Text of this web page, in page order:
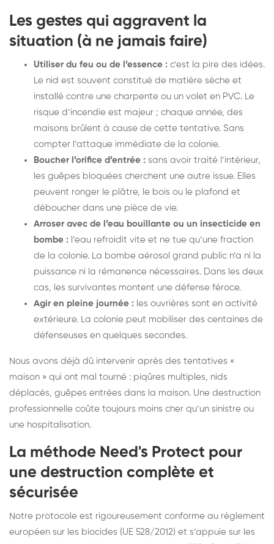
Les gestes qui aggravent la
situation (à ne jamais faire)
Utiliser du feu ou de l’essence : c’est la pire des idées.
Le nid est souvent constitué de matière sèche et
installé contre une charpente ou un volet en PVC. Le
risque d’incendie est majeur ; chaque année, des
maisons brûlent à cause de cette tentative. Sans
compter l’attaque immédiate de la colonie.
Boucher l’orifice d’entrée : sans avoir traité l’intérieur,
les guêpes bloquées cherchent une autre issue. Elles
peuvent ronger le plâtre, le bois ou le plafond et
déboucher dans une pièce de vie.
Arroser avec de l’eau bouillante ou un insecticide en
bombe : l’eau refroidit vite et ne tue qu’une fraction
de la colonie. La bombe aérosol grand public n’a ni la
puissance ni la rémanence nécessaires. Dans les deux
cas, les survivantes montent une défense féroce.
Agir en pleine journée : les ouvrières sont en activité
extérieure. La colonie peut mobiliser des centaines de
défenseuses en quelques secondes.
Nous avons déjà dû intervenir après des tentatives «
maison » qui ont mal tourné : piqûres multiples, nids
déplacés, guêpes entrées dans la maison. Une destruction
professionnelle coûte toujours moins cher qu’un sinistre ou
une hospitalisation.
La méthode Need's Protect pour
une destruction complète et
sécurisée
Notre protocole est rigoureusement conforme au règlement
européen sur les biocides (UE 528/2012) et s’appuie sur les